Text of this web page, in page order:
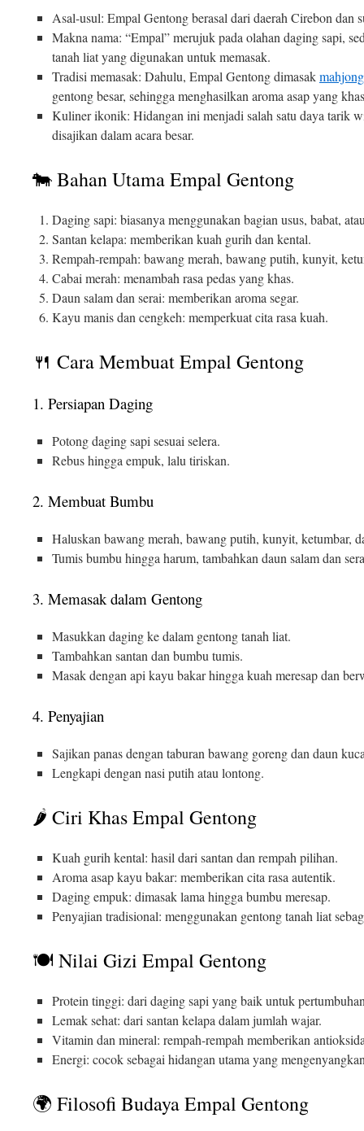
Asal-usul: Empal Gentong berasal dari daerah Cirebon dan
Makna nama: “Empal” merujuk pada olahan daging sapi,
tanah liat yang digunakan untuk memasak.
Tradisi memasak: Dahulu, Empal Gentong dimasakmahjong
gentong besar, sehingga menghasilkan aroma asap yang
Kuliner ikonik: Hidangan ini menjadi salah satu daya tarik
disajikan dalam acara besar.
🐄 Bahan Utama Empal Gentong
Daging sapi: biasanya menggunakan bagian usus, babat,
Santan kelapa: memberikan kuah gurih dan kental.
Rempah-rempah: bawang merah, bawang putih, kunyit,
Cabai merah: menambah rasa pedas yang khas.
Daun salam dan serai: memberikan aroma segar.
Kayu manis dan cengkeh: memperkuat cita rasa kuah.
🍴 Cara Membuat Empal Gentong
1. Persiapan Daging
Potong daging sapi sesuai selera.
Rebus hingga empuk, lalu tiriskan.
2. Membuat Bumbu
Haluskan bawang merah, bawang putih, kunyit, ketumbar,
Tumis bumbu hingga harum, tambahkan daun salam dan
3. Memasak dalam Gentong
Masukkan daging ke dalam gentong tanah liat.
Tambahkan santan dan bumbu tumis.
Masak dengan api kayu bakar hingga kuah meresap dan
4. Penyajian
Sajikan panas dengan taburan bawang goreng dan daun
Lengkapi dengan nasi putih atau lontong.
🌶️ Ciri Khas Empal Gentong
Kuah gurih kental: hasil dari santan dan rempah pilihan.
Aroma asap kayu bakar: memberikan cita rasa autentik.
Daging empuk: dimasak lama hingga bumbu meresap.
Penyajian tradisional: menggunakan gentong tanah liat
🍽️ Nilai Gizi Empal Gentong
Protein tinggi: dari daging sapi yang baik untuk
Lemak sehat: dari santan kelapa dalam jumlah wajar.
Vitamin dan mineral: rempah-rempah memberikan
Energi: cocok sebagai hidangan utama yang
🌍 Filosofi Budaya Empal Gentong